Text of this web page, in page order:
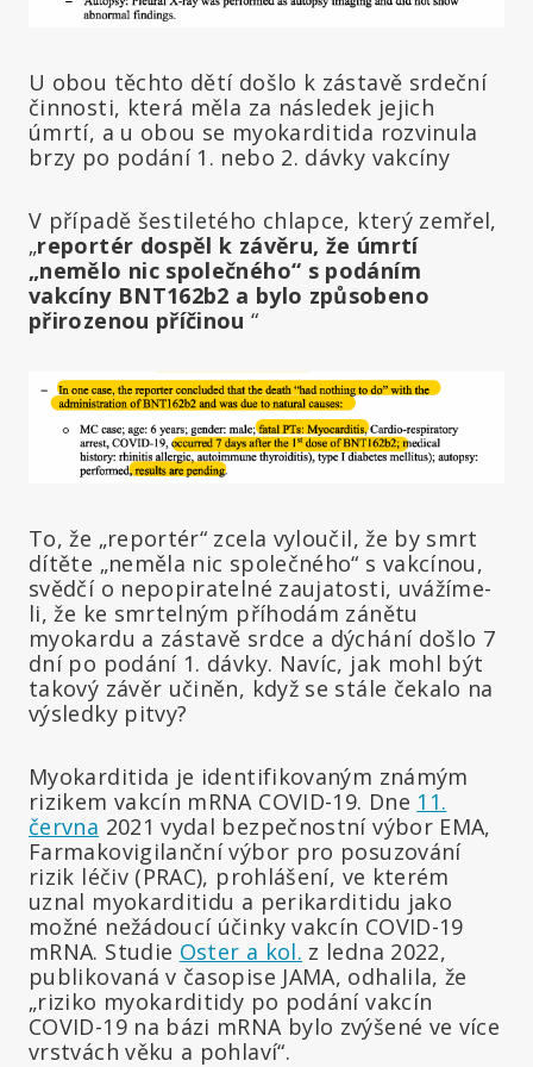
U obou těchto dětí došlo k zástavě srdeční
činnosti, která měla za následek jejich
úmrtí, a u obou se myokarditida rozvinula
brzy po podání 1. nebo 2. dávky vakcíny
V případě šestiletého chlapce, který zemřel,
„reportér dospěl k závěru, že úmrtí
„nemělo nic společného“ s podáním
vakcíny BNT162b2 a bylo způsobeno
přirozenou příčinou “
To, že „reportér“ zcela vyloučil, že by smrt
dítěte „neměla nic společného“ s vakcínou,
svědčí o nepopiratelné zaujatosti, uvážíme-
li, že ke smrtelným příhodám zánětu
myokardu a zástavě srdce a dýchání došlo 7
dní po podání 1. dávky. Navíc, jak mohl být
takový závěr učiněn, když se stále čekalo na
výsledky pitvy?
Myokarditida je identifikovaným známým
rizikem vakcín mRNA COVID-19. Dne 11.
června 2021 vydal bezpečnostní výbor EMA,
Farmakovigilanční výbor pro posuzování
rizik léčiv (PRAC), prohlášení, ve kterém
uznal myokarditidu a perikarditidu jako
možné nežádoucí účinky vakcín COVID-19
mRNA. Studie Oster a kol. z ledna 2022,
publikovaná v časopise JAMA, odhalila, že
„riziko myokarditidy po podání vakcín
COVID-19 na bázi mRNA bylo zvýšené ve více
vrstvách věku a pohlaví“.